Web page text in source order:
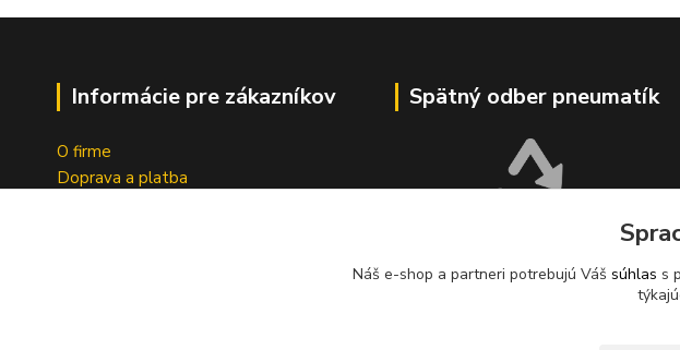
Informácie pre zákazníkov
O firme
Doprava a platba
Spätný odber pneumatík
Spoločnosť AXUS, s.r.o. zabezpečuje
bezplatný spätný zber odpadových
Náš e-shop a partneri potrebujú Váš súhlas s